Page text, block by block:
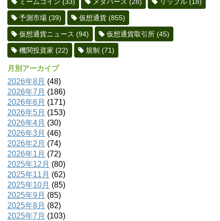
ミームコイン (33) メタバース (28) リップル (18)
予測市場 (39) 仮想通貨 (855)
仮想通貨ニュース (94) 仮想通貨取引所 (45)
機関投資家 (22) 規制 (71)
月別アーカイブ
2026年8月 (48)
2026年7月 (186)
2026年6月 (171)
2026年5月 (153)
2026年4月 (30)
2026年3月 (46)
2026年2月 (74)
2026年1月 (72)
2025年12月 (80)
2025年11月 (62)
2025年10月 (85)
2025年9月 (85)
2025年8月 (82)
2025年7月 (103)